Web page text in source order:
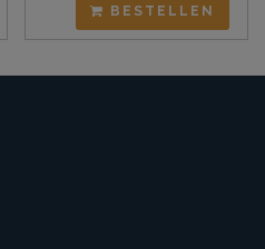
BESTELLEN